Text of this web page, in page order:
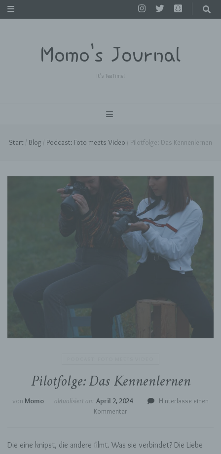
Momo's Journal
It's TeaTime!
Start / Blog / Podcast: Foto meets Video / Pilotfolge: Das Kennenlernen
Pilotfolge: Das Kennenlernen
von Momo aktualisiert am April 2, 2024
Hinterlasse einen
Kommentar
Kennenlernen
Die eine knipst, die andere filmt. Was sie verbindet? Die Liebe